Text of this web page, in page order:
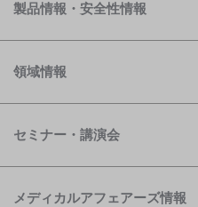
製品情報・安全性情報
領域情報
セミナー・講演会
メディカルアフェアーズ情報